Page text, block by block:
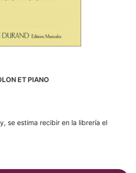
ET PIANO
se estima recibir en la librería el